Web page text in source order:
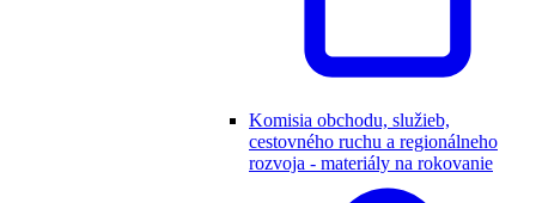
Komisia obchodu, služieb,
cestovného ruchu a regionálneho
rozvoja - materiály na rokovanie